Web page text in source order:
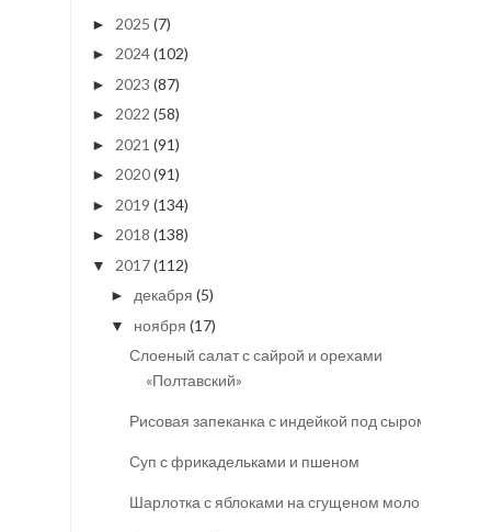
► 2025 (7)
► 2024(102)
► 2023 (87)
► 2022 (58)
► 2021 (91)
► 2020(91)
► 2019 (134)
► 2018 (138)
▼ 2017(112)
► декабря (5)
▼ ноября (17)
Слоеный салат с сайрой и орехами
«Полтавский»
Рисовая запеканка с индейкой под сыром
Суп с фрикадельками и пшеном
Шарлотка с яблоками на сгущеном молоке